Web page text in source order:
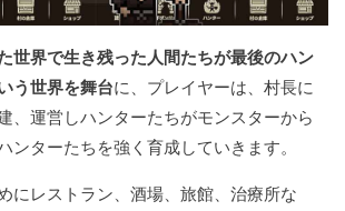
世界で生き残った人間たちが最後のハン
う世界を舞台に、プレイヤーは、村長に
、運営しハンターたちがモンスターから
ンターたちを強く育成していきます。
にレストラン、酒場、旅館、治療所な